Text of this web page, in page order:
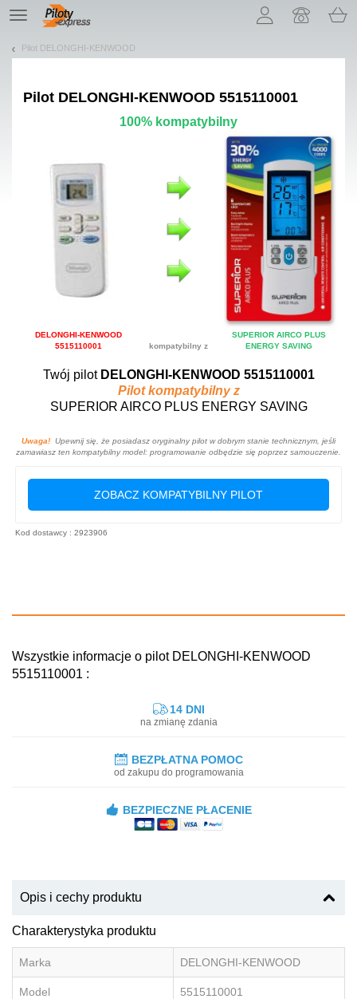
TE
navigation
Pilot DELONGHI-KENWOOD
Pilot DELONGHI-KENWOOD 5515110001
100% kompatybilny
DELONGHI-KENWOOD
5515110001
kompatybilny z
SUPERIOR AIRCO PLUS
ENERGY SAVING
Twój pilot DELONGHI-KENWOOD 5515110001
Pilot kompatybilny z
SUPERIOR AIRCO PLUS ENERGY SAVING
Uwaga! Upewnij się, że posiadasz oryginalny pilot w dobrym stanie technicznym, jeśli
zamawiasz ten kompatybilny model: programowanie odbędzie się poprzez samouczenie.
ZOBACZ KOMPATYBILNY PILOT
Kod dostawcy : 2923906
Wszystkie informacje o pilot DELONGHI-KENWOOD
5515110001 :
14 DNI
na zmianę zdania
BEZPŁATNA POMOC
od zakupu do programowania
BEZPIECZNE PŁACENIE
Opis i cechy produktu
Charakterystyka produktu
Marka DELONGHI-KENWOOD
Model 5515110001
Pozwól, że przedstawimy nasze ciasteczka!